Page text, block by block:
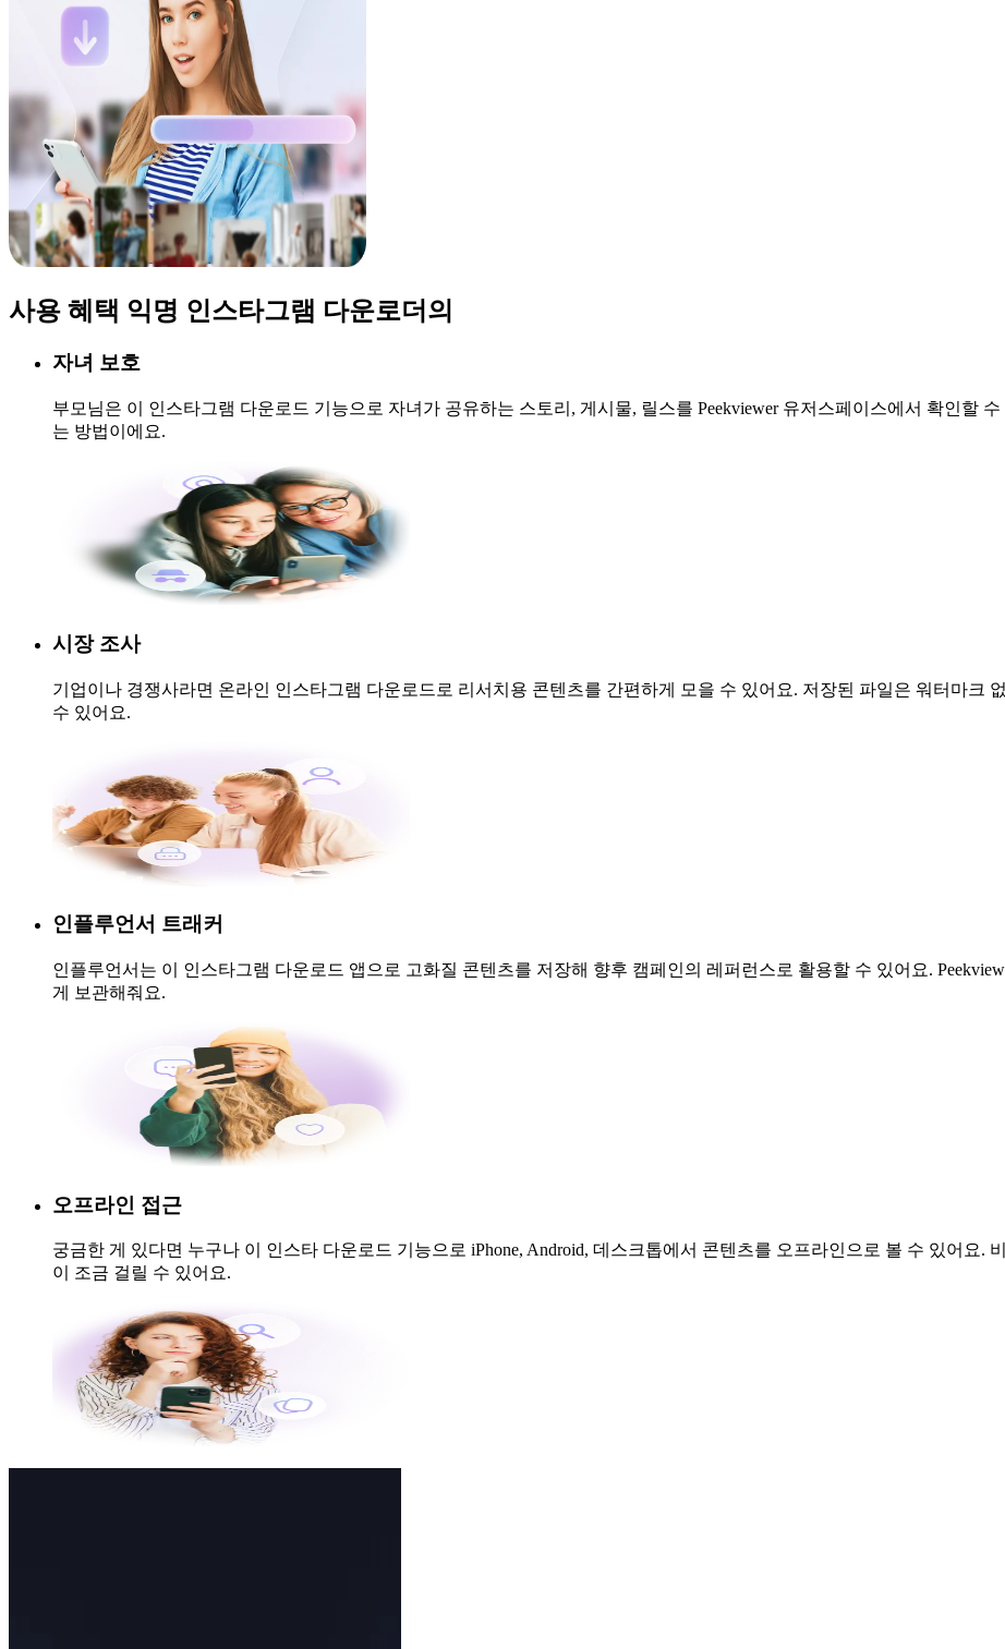
사용 혜택 익명 인스타그램 다운로더의
자녀 보호
부모님은 이 인스타그램 다운로드 기능으로 자녀가 공유하는 스토리, 게시물, 릴스를 Peekviewer 유저스페이스에서 확인할
는 방법이에요.
시장 조사
기업이나 경쟁사라면 온라인 인스타그램 다운로드로 리서치용 콘텐츠를 간편하게 모을 수 있어요. 저장된 파일은 워터마크
수 있어요.
인플루언서 트래커
인플루언서는 이 인스타그램 다운로드 앱으로 고화질 콘텐츠를 저장해 향후 캠페인의 레퍼런스로 활용할 수 있어요.
게 보관해줘요.
오프라인 접근
궁금한 게 있다면 누구나 이 인스타 다운로드 기능으로 iPhone, Android, 데스크톱에서 콘텐츠를 오프라인으로 볼 수 있어요.
이 조금 걸릴 수 있어요.